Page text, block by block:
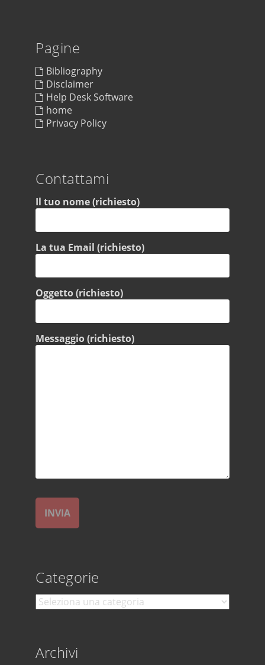
Pagine
Bibliography
Disclaimer
Help Desk Software
home
Privacy Policy
Contattami
Il tuo nome (richiesto)
La tua Email (richiesto)
Oggetto (richiesto)
Messaggio (richiesto)
Categorie
Categorie
Archivi